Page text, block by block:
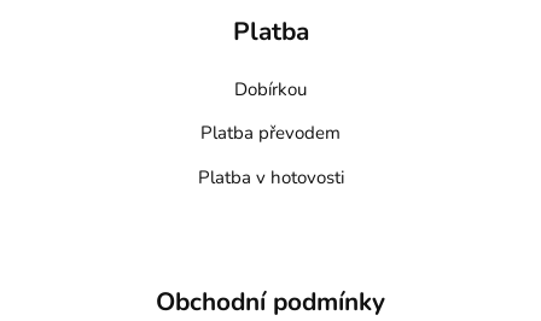
Platba
Dobírkou
Platba převodem
Platba v hotovosti
Obchodní podmínky